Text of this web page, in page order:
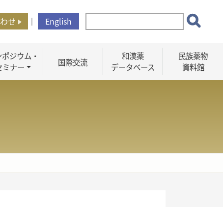
せ ｜ English
ジウム・
ミナー
国際交流
和漢薬
データベース
民族薬物
資料館